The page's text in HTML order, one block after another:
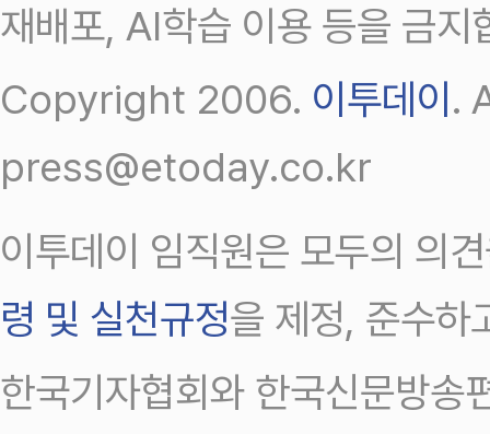
재배포, AI학습 이용 등을 금지
Copyright 2006. 이투데이 .
press@etoday.co.kr
이투데이 임직원은 모두의 의
령 및 실천규정을 제정, 준수하
한국기자협회와 한국신문방송